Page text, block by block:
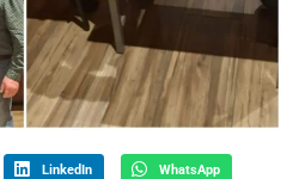
LinkedIn WhatsApp